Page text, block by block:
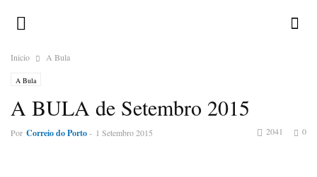
Inicio A Bula
A Bula
A BULA de Setembro 2015
Por Correio do Porto- 1 Setembro 2015 0
2041